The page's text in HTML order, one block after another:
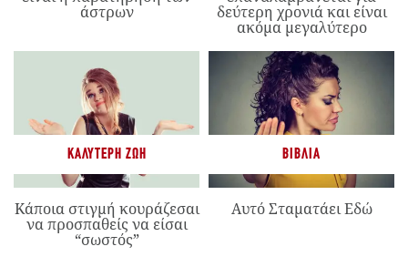
άστρων δεύτερη χρονιά και είναι
ακόμα μεγαλύτερο
ΚΑΛΎΤΕΡΗ ΖΩΉ
Κάποια στιγμή κουράζεσαι
να προσπαθείς να είσαι
“σωστός”
ΒΙΒΛΊΑ
Αυτό Σταματάει Εδώ